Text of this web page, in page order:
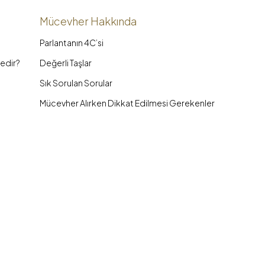
Mücevher Hakkında
Parlantanın 4C’si
Değerli Taşlar
Sık Sorulan Sorular
Mücevher Alırken Dikkat Edilmesi Gerekenler